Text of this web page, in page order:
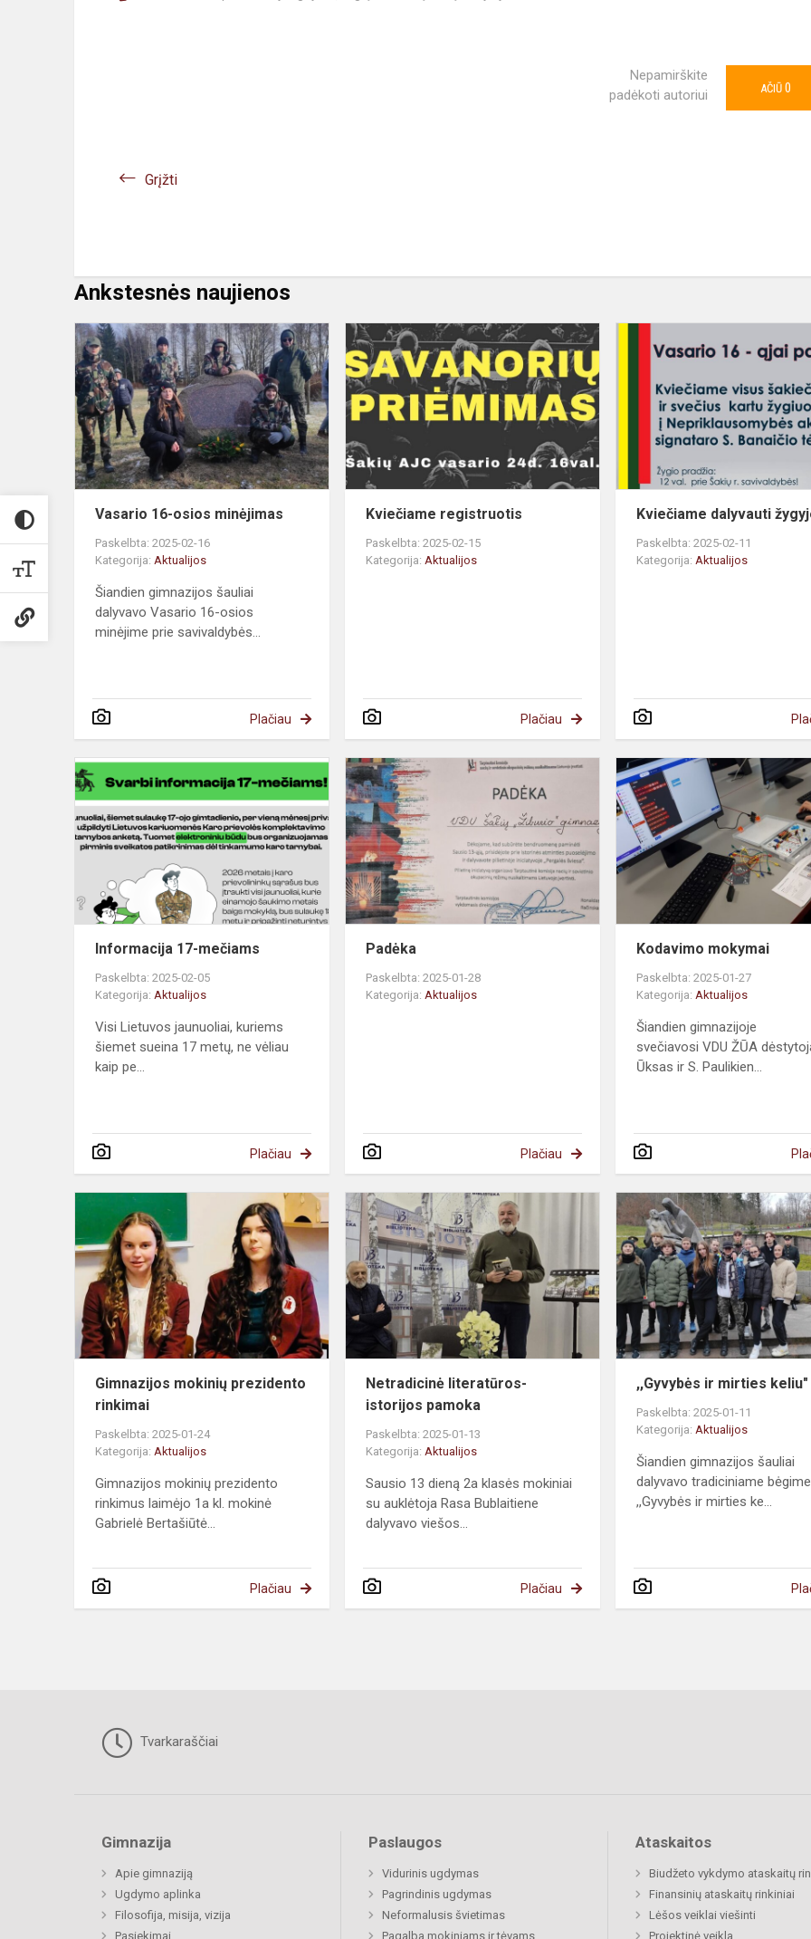
Nepamirškite
padėkoti autoriui
AČIŪ 0
Grįžti
Ankstesnės naujienos
Vasario 16-osios minėjimas
Paskelbta: 2025-02-16
Kategorija: Aktualijos
Šiandien gimnazijos šauliai
dalyvavo Vasario 16-osios
minėjime prie savivaldybės...
Plačiau
Kviečiame registruotis
Paskelbta: 2025-02-15
Kategorija:Aktualijos
Plačiau
Kviečiame dalyvauti
Paskelbta: 2025-02-11
Kategorija:Aktualijos
Informacija 17-mečiams
Paskelbta: 2025-02-05
Kategorija: Aktualijos
Visi Lietuvos jaunuoliai, kuriems
šiemet sueina 17 metų, ne vėliau
kaip pe...
Plačiau
Padėka
Paskelbta: 2025-01-28
Kategorija:Aktualijos
Plačiau
Kodavimo mokymai
Paskelbta: 2025-01-27
Kategorija:Aktualijos
Šiandien gimnazijoje
svečiavosi VDU ŽŪA
Ūksas ir S. Paulikien...
Gimnazijos mokinių prezidento
rinkimai
Paskelbta: 2025-01-24
Kategorija: Aktualijos
Gimnazijos mokinių prezidento
rinkimus laimėjo 1a kl. mokinė
Gabrielė Bertašiūtė...
Plačiau
Netradicinė literatūros-
istorijos pamoka
Paskelbta: 2025-01-13
Kategorija:Aktualijos
Sausio 13 dieną 2a klasės mokiniai
su auklėtoja Rasa Bublaitiene
dalyvavo viešos...
Plačiau
,,Gyvybės ir mirties keliu"
Paskelbta: 2025-01-11
Kategorija:Aktualijos
Šiandien gimnazijos šauliai
dalyvavo tradiciniame bėgime
,,Gyvybės ir mirties ke...
Tvarkaraščiai
Gimnazija
Apie gimnaziją
Ugdymo aplinka
Filosofija, misija, vizija
Pasiekimai
Paslaugos
Vidurinis ugdymas
Pagrindinis ugdymas
Neformalusis švietimas
Pagalba mokiniams ir tėvams
Ataskaitos
Biudžeto vykdymo ataskaitų
Finansinių ataskaitų rinkiniai
Lėšos veiklai viešinti
Projektinė veikla